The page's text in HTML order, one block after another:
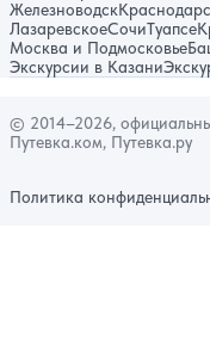
Железноводск
ЛазаревскоеСочиТуапсе
Москва и Подмосковье
Экскурсии в Казани
© 2014–2026,
Путевка.ком, Путевка.ру
Политика